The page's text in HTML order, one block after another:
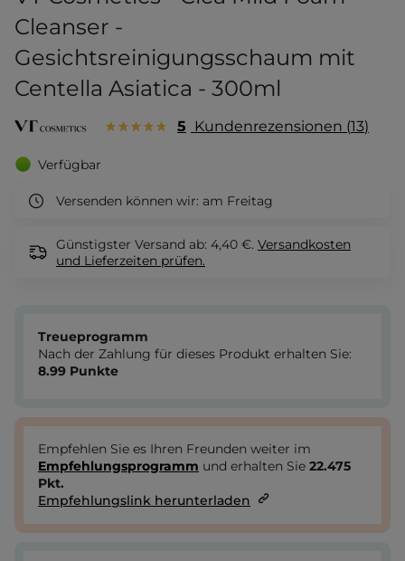
Cleanser -
Gesichtsreinigungsschaum mit
Centella Asiatica - 300ml
5 Kundenrezensionen 13
Verfügbar
Versenden können wir: am Freitag
Günstigster Versand ab: 4,40 €. Versandkosten
und Lieferzeiten prüfen.
Treueprogramm
Nach der Zahlung für dieses Produkt erhalten Sie:
8.99 Punkte
Empfehlen Sie es Ihren Freunden weiter im
Empfehlungsprogramm und erhalten Sie 22.475
Pkt.
Empfehlungslink herunterladen